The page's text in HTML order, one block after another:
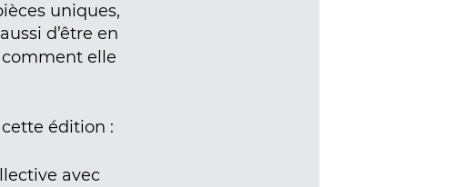
uniques,
d’être en
elle
édition :
avec